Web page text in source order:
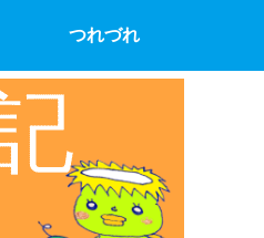
つれづれ